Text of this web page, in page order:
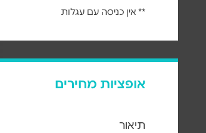
** אין כניסה עם עגלות
אופציות מחירים
תיאור